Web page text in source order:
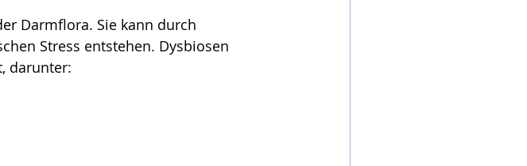
Darmflora. Sie kann durch
Stress entstehen. Dysbiosen
darunter: